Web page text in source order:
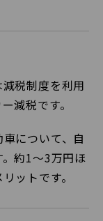
税制度を利用
減税です。
について、自
約1～3万円ほ
ットです。